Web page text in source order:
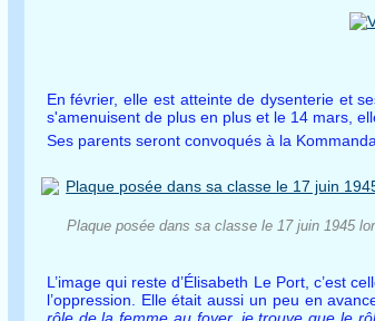
En février, elle est atteinte de dysenterie et
s'amenuisent de plus en plus et le 14 mars,
Ses parents seront convoqués à la
Plaque posée dans sa classe le 17 juin 1945
L’image qui reste d’Élisabeth Le Port, c’est
l’oppression. Elle était aussi un peu en